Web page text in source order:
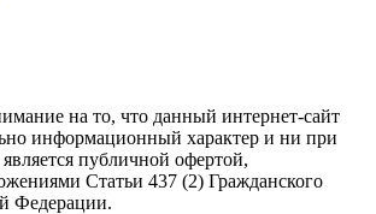
на то, что данный интернет-сайт
информационный характер и ни при
публичной офертой,
Статьи 437 (2) Гражданского
Федерации.